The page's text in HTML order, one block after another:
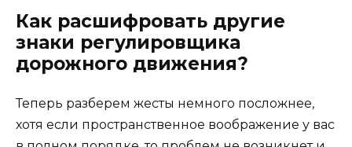
Как расшифровать другие
знаки регулировщика
дорожного движения?
Теперь разберем жесты немного посложнее,
хотя если пространственное воображение у вас